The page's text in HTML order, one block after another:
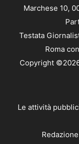
Marchese 10,
Testata
Roma
Copyright
Le attività
Redazione